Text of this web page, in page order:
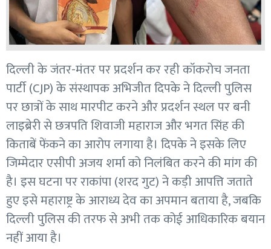
​दिल्ली के जंतर-मंतर पर प्रदर्शन कर रही कॉकरोच जनता
पार्टी (CJP) के संस्थापक अभिजीत दिपके ने दिल्ली पुलिस
पर छात्रों के साथ मारपीट करने और प्रदर्शन स्थल पर बनी
लाइब्रेरी से छत्रपति शिवाजी महाराज और भगत सिंह की
किताबें फेंकने का आरोप लगाया है। दिपके ने इसके लिए
जिम्मेदार एसीपी अजय शर्मा को निलंबित करने की मांग की
है। इस घटना पर राकांपा (शरद गुट) ने कड़ी आपत्ति जताते
हुए इसे महाराष्ट्र के आराध्य देव का अपमान बताया है, जबकि
दिल्ली पुलिस की तरफ से अभी तक कोई आधिकारिक बयान
नहीं आया है।